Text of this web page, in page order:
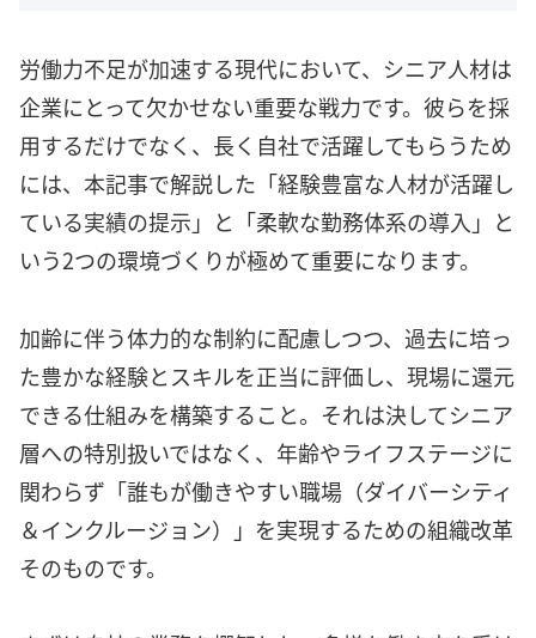
労働力不足が加速する現代において、シニア人材は
企業にとって欠かせない重要な戦力です。彼らを採
用するだけでなく、長く自社で活躍してもらうため
には、本記事で解説した「経験豊富な人材が活躍し
ている実績の提示」と「柔軟な勤務体系の導入」と
いう2つの環境づくりが極めて重要になります。
加齢に伴う体力的な制約に配慮しつつ、過去に培っ
た豊かな経験とスキルを正当に評価し、現場に還元
できる仕組みを構築すること。それは決してシニア
層への特別扱いではなく、年齢やライフステージに
関わらず「誰もが働きやすい職場（ダイバーシティ
＆インクルージョン）」を実現するための組織改革
そのものです。